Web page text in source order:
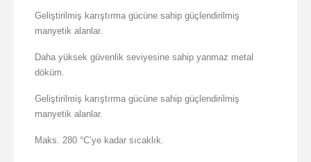
Geliştirilmiş karıştırma gücüne sahip güçlendirilmiş
manyetik alanlar.
Daha yüksek güvenlik seviyesine sahip yanmaz metal
döküm.
Geliştirilmiş karıştırma gücüne sahip güçlendirilmiş
manyetik alanlar.
Maks. 280 °C’ye kadar sıcaklık.